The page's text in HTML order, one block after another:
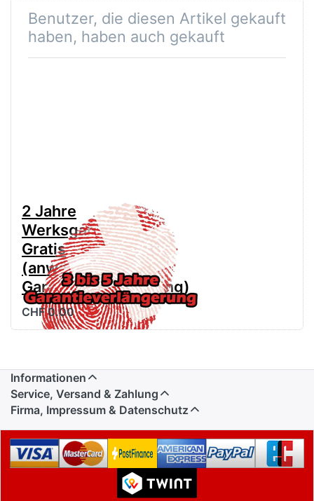
Benutzer, die diesen Artikel gekauft
haben, haben auch gekauft
2 Jahre
Werksgarantie
Gratis
(anwählen für
Garantieverlängerung)
CHF 0.00
Informationen
Service, Versand & Zahlung
Firma, Impressum & Datenschutz